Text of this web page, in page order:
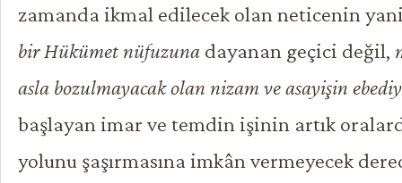
zamanda ikmal edilecek olan neticenin
bir Hükümet nüfuzuna dayanan geçici değil,
asla bozulmayacak olan nizam ve asayişin
başlayan imar ve temdin işinin artık
yolunu şaşırmasına imkân vermeyecek